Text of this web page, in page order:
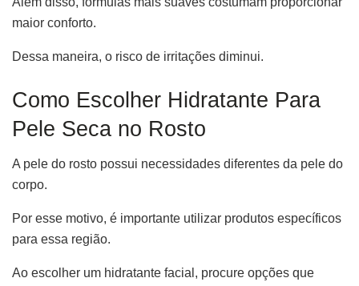
maior conforto.
Dessa maneira, o risco de irritações diminui.
Como Escolher Hidratante Para
Pele Seca no Rosto
A pele do rosto possui necessidades diferentes da pele do
corpo.
Por esse motivo, é importante utilizar produtos específicos
para essa região.
Ao escolher um hidratante facial, procure opções que